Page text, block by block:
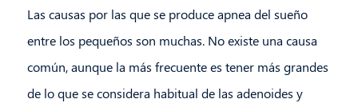
Las causas por las que se produce apnea del sueño
entre los pequeños son muchas. No existe una causa
común, aunque la más frecuente es tener más grandes
de lo que se considera habitual de las adenoides y